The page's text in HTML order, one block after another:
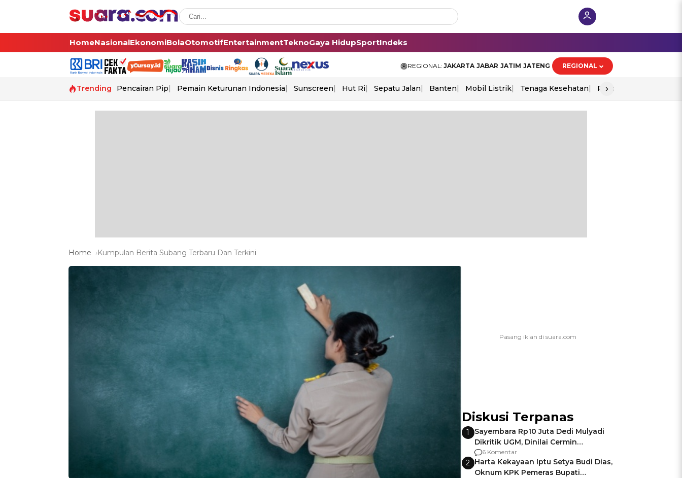
HomeNasionalEkonomiBolaOtomotifEntertainmentTeknoGaya HidupSportIndeks
REGIONAL: JAKARTA JABAR JATIM JATENG REGIONAL
Trending Pencairan Pip Pemain Keturunan Indonesia Sunscreen Hut Ri Sepatu Jalan Banten Mobil Listrik Tenaga Kesehatan Piala Aff 2026
›
Home Kumpulan Berita Subang Terbaru Dan Terkini
Diskusi Terpanas
1
Sayembara Rp10 Juta Dedi Mulyadi
Dikritik UGM, Dinilai Cermin
Gagalnya Negara Jamin Keamanan
6 Komentar
2 Harta Kekayaan Iptu Setya Budi Dias,
Oknum KPK Pemeras Bupati